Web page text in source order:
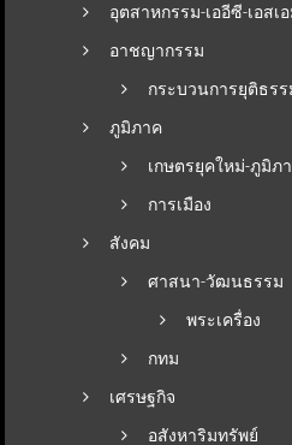
อุตสาหกรรม-เออีซี-เอสเ
อาชญากรรม
กระบวนการยุติธรร
ภูมิภาค
เกษตรยุคใหม่-ภูมิภ
การเมือง
สังคม
ศาสนา-วัฒนธรรม
พระเครื่อง
กทม
เศรษฐกิจ
อสังหาริมทรัพย์